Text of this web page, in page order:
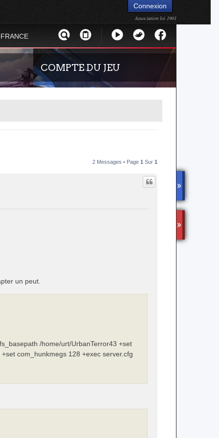
Connexion
Association loi 1901
COMPTE DU JEU
Guide rapide concernant l'inscription sur le
site officiel du jeu. Créez ainsi votre compte
joueur qui permet d'être authentifié sur les
2 Messages • Page 1 Sur 1
un peut.
/home/urt/UrbanTerror43 +set
com_hunkmegs 128 +exec server.cfg